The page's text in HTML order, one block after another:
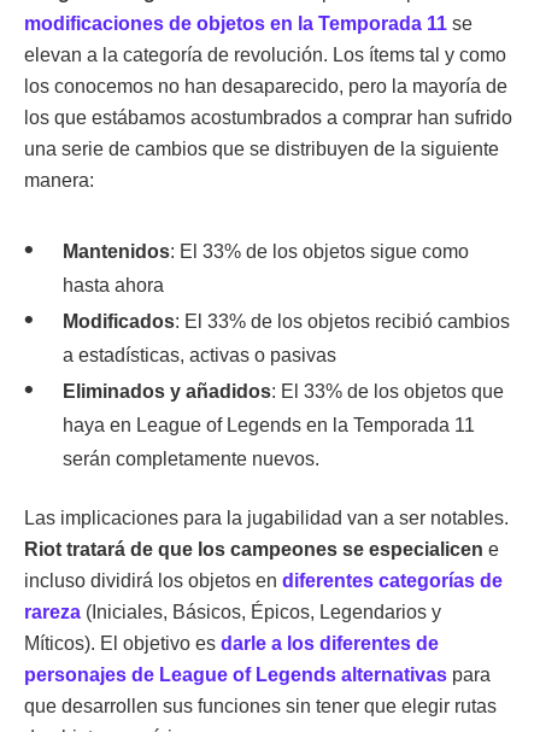
modificaciones de objetos en la Temporada 11 se
elevan a la categoría de revolución. Los ítems tal y como
los conocemos no han desaparecido, pero la mayoría de
los que estábamos acostumbrados a comprar han sufrido
una serie de cambios que se distribuyen de la siguiente
manera:
Mantenidos: El 33% de los objetos sigue como
hasta ahora
Modificados: El 33% de los objetos recibió cambios
a estadísticas, activas o pasivas
Eliminados y añadidos: El 33% de los objetos que
haya en League of Legends en la Temporada 11
serán completamente nuevos.
Las implicaciones para la jugabilidad van a ser notables.
Riot tratará de que los campeones se especialicen e
incluso dividirá los objetos en diferentes categorías de
rareza (Iniciales, Básicos, Épicos, Legendarios y
Míticos). El objetivo es darle a los diferentes de
personajes de League of Legends alternativas para
que desarrollen sus funciones sin tener que elegir rutas